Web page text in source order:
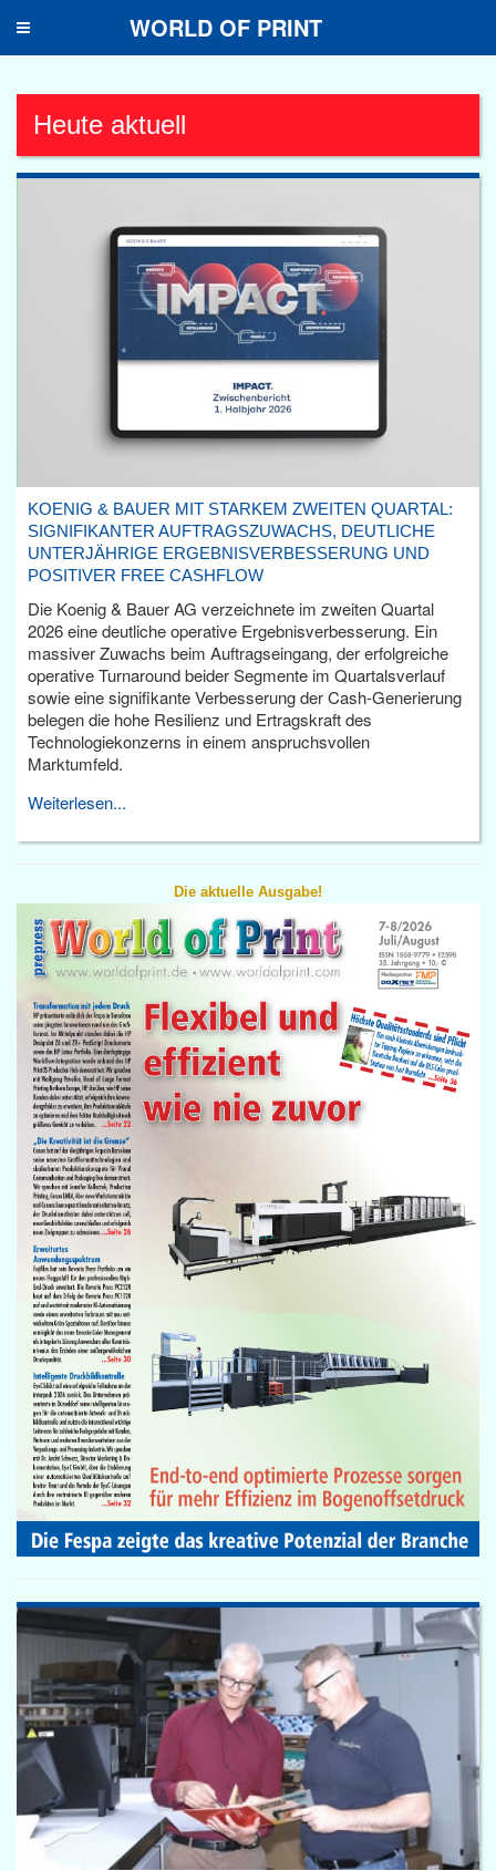
Toggle
WORLD OF PRINT
Heute aktuell
KOENIG & BAUER MIT STARKEM ZWEITEN QUARTAL:
SIGNIFIKANTER AUFTRAGSZUWACHS, DEUTLICHE
UNTERJÄHRIGE ERGEBNISVERBESSERUNG UND
POSITIVER FREE CASHFLOW
Die Koenig & Bauer AG verzeichnete im zweiten Quartal
2026 eine deutliche operative Ergebnisverbesserung. Ein
massiver Zuwachs beim Auftragseingang, der erfolgreiche
operative Turnaround beider Segmente im Quartalsverlauf
sowie eine signifikante Verbesserung der Cash-Generierung
belegen die hohe Resilienz und Ertragskraft des
Technologiekonzerns in einem anspruchsvollen
Marktumfeld.
Weiterlesen...
Die aktuelle Ausgabe!